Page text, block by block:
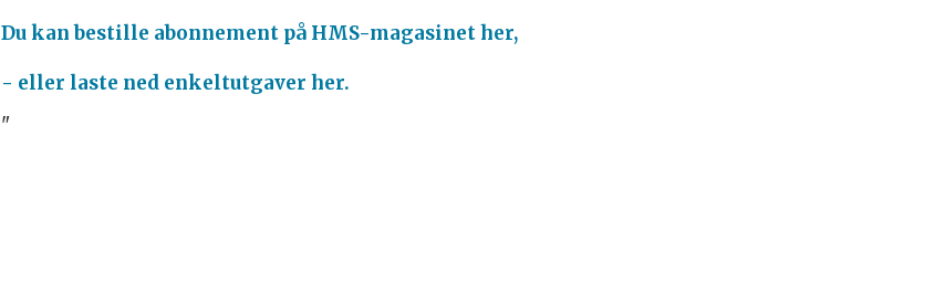
Du kan bestille abonnement på HMS-magasinet her,
- eller laste ned enkeltutgaver her.
"